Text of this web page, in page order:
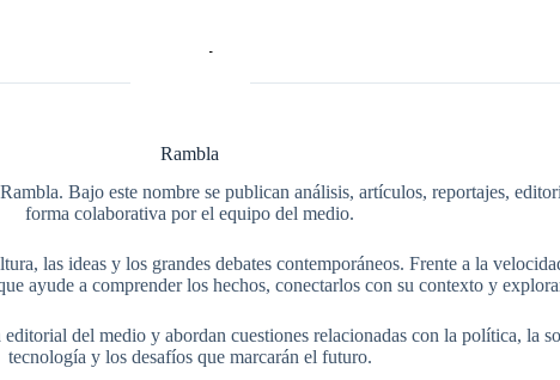
Rambla
Bajo este nombre se publican análisis, artículos, reportajes,
forma colaborativa por el equipo del medio.
las ideas y los grandes debates contemporáneos. Frente a la
ayude a comprender los hechos, conectarlos con su contexto y
del medio y abordan cuestiones relacionadas con la política, la
tecnología y los desafíos que marcarán el futuro.